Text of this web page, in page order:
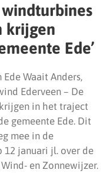
krijgen
Ede’
Waait Anders,
Ederveen – De
in het traject
gemeente Ede. Dit
mee in de
12 januari jl. over de
en Zonnewijzer.